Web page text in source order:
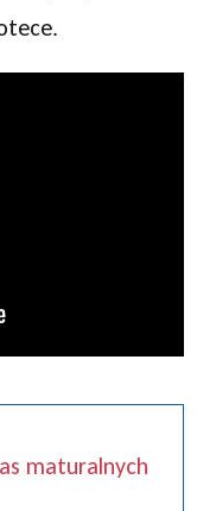
maturalnych